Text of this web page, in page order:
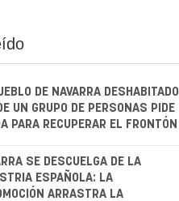
DE NAVARRA DESHABITADO
UN GRUPO DE PERSONAS PIDE
PARA RECUPERAR EL FRONTÓN
SE DESCUELGA DE LA
ESPAÑOLA: LA
ARRASTRA LA